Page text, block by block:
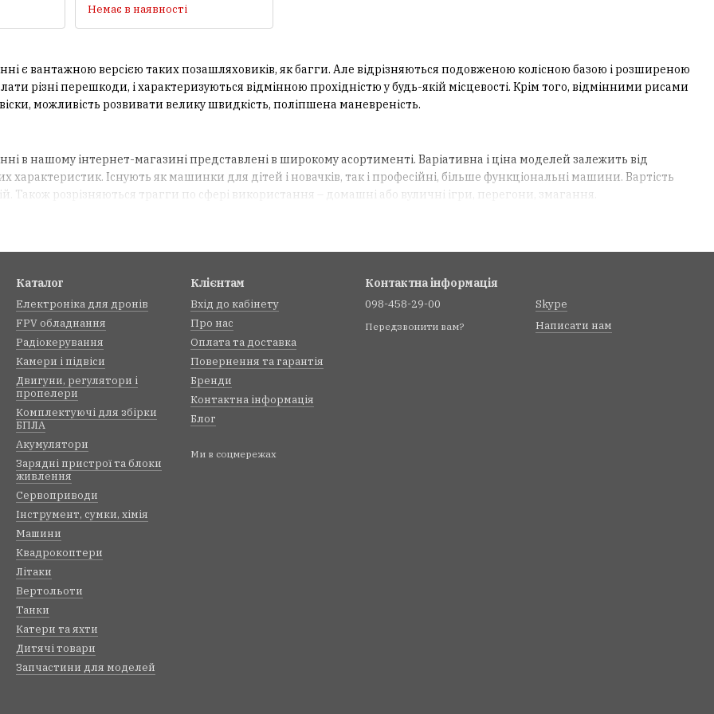
є вантажною версією таких позашляховиків, як багги. Але відрізняються подовженою колісною базою і розширеною
різні перешкоди, і характеризуються відмінною прохідністю у будь-якій місцевості. Крім того, відмінними рисами
можливість розвивати велику швидкість, поліпшена маневреність.
в нашому інтернет-магазині представлені в широкому асортименті. Варіативна і ціна моделей залежить від
характеристик. Існують як машинки для дітей і новачків, так і професійні, більше функціональні машини. Вартість
Також розрізняються трагги по сфері використання – домашні або вуличні ігри, перегони, змагання.
для професіоналів, які беруть участь в перегонах і змаганнях.
трагги з різних матеріалів, але найчастіше при виробництві використовують пластик або метал.
рис трагги на радіоуправлінні відносяться:
рахунок конструкції, що імітує вантажівку;
для нерівних і складних покриттів дороги;
просвіт;
і обслуговування;
і керованості.
можна недорого купити трагги на радіоуправлінні. Можна вибрати моделі в різних забарвленнях, матеріалах і
порадують своєю функціональністю і привабливим зовнішнім виглядом.
Немає в наявності
Каталог
Електроніка для дронів
FPV обладнання
Радіокерування
Камери і підвіси
Двигуни, регулятори і
пропелери
Комплектуючі для збірки
БПЛА
Акумулятори
Зарядні пристрої та блоки
живлення
Сервоприводи
Інструмент, сумки, хімія
Машини
Квадрокоптери
Літаки
Вертольоти
Танки
Катери та яхти
Дитячі товари
Запчастини для моделей
Клієнтам
Вхід до кабінету
Про нас
Оплата та доставка
Повернення та гарантія
Бренди
Контактна інформація
Блог
Ми в соцмережах
Контактна інформація
098-458-29-00
Передзвонити вам?
Skype
Написати нам